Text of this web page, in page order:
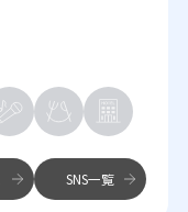
SNS一覧